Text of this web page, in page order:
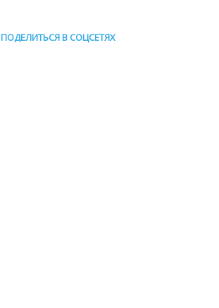
ПОДЕЛИТЬСЯ В СОЦСЕТЯХ